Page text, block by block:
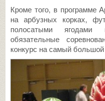
Кроме того, в программе
на арбузных корках,
полосатыми
обязательные
конкурс на самый большой